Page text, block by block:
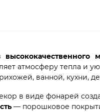
атмосферу тепла и
ванной, кухни,
в виде фонарей
— порошковое